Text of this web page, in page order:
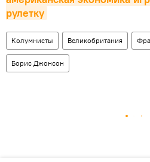
рулетку
Колумнисты Великобритания
Борис Джонсон